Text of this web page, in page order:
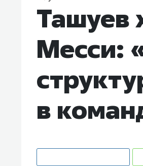
Ташуев
Месси:
в